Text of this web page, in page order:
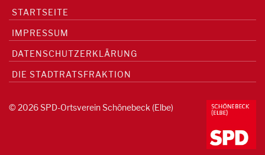
STARTSEITE
IMPRESSUM
DATENSCHUTZERKLÄRUNG
DIE STADTRATSFRAKTION
© 2026 SPD-Ortsverein Schönebeck (Elbe)